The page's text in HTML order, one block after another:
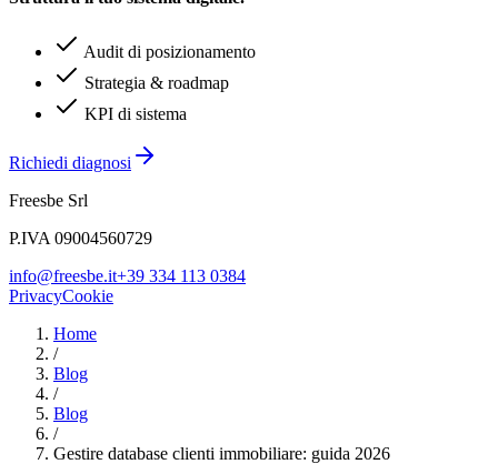
Audit di posizionamento
Strategia & roadmap
KPI di sistema
Richiedi diagnosi
Freesbe Srl
P.IVA 09004560729
info@freesbe.it+39 334 113 0384
PrivacyCookie
Home
/
Blog
/
Blog
/
Gestire database clienti immobiliare: guida 2026